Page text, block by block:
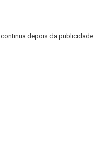
continua depois da publicidade